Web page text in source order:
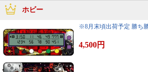
ホビー
※8月末頃出荷予定 勝ち
4,500円